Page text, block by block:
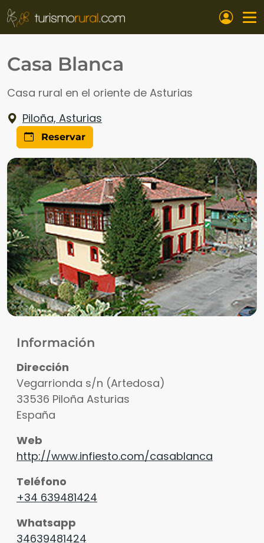
Pasar al contenido principal
Casa Blanca
Casa rural en el oriente de Asturias
Piloña, Asturias
Reservar
Información
Dirección
Vegarrionda s/n (Artedosa)
33536 Piloña Asturias
España
Web
http://www.infiesto.com/casablanca
Teléfono
+34 639481424
Whatsapp
34639481424